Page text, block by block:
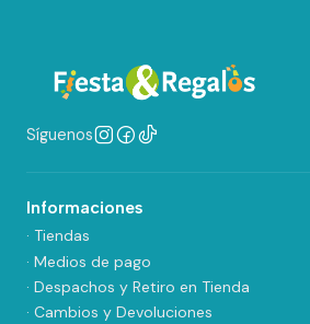
Síguenos
Informaciones
· Tiendas
· Medios de pago
· Despachos y Retiro en Tienda
· Cambios y Devoluciones